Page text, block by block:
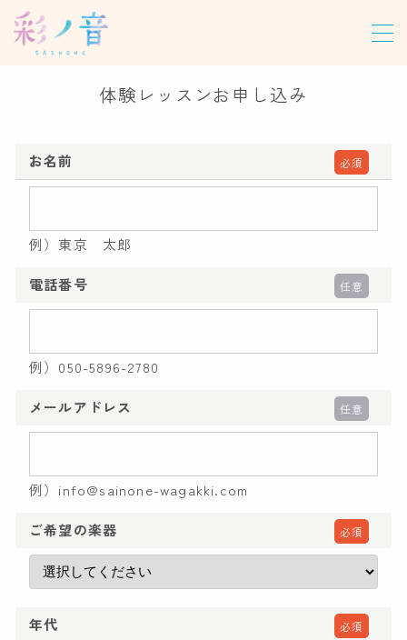
教室について
レッスン
グループレッスン
尺八合奏レッスン
講師紹介
彩ノ音サロン
レンタルスペース
出張演奏
体験レッスンお申し込み
お名前 必須
例）東京 太郎
電話番号 任意
例）050-5896-2780
メールアドレス 任意
例）info@sainone-wagakki.com
ご希望の楽器 必須
年代 必須